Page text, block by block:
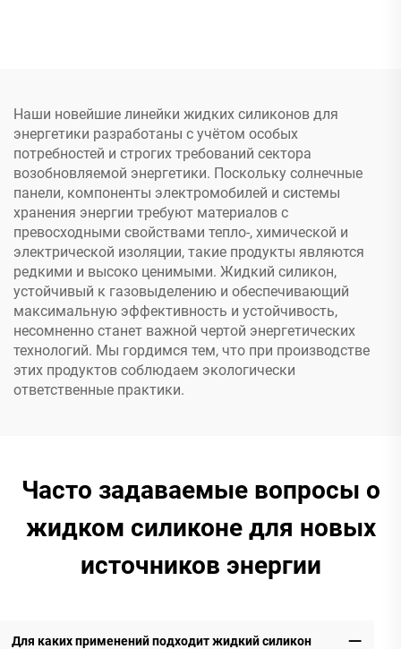
Наши новейшие линейки жидких силиконов для
энергетики разработаны с учётом особых
потребностей и строгих требований сектора
возобновляемой энергетики. Поскольку солнечные
панели, компоненты электромобилей и системы
хранения энергии требуют материалов с
превосходными свойствами тепло-, химической и
электрической изоляции, такие продукты являются
редкими и высоко ценимыми. Жидкий силикон,
устойчивый к газовыделению и обеспечивающий
максимальную эффективность и устойчивость,
несомненно станет важной чертой энергетических
технологий. Мы гордимся тем, что при производстве
этих продуктов соблюдаем экологически
ответственные практики.
Часто задаваемые вопросы о
жидком силиконе для новых
источников энергии
Для каких применений подходит жидкий силикон